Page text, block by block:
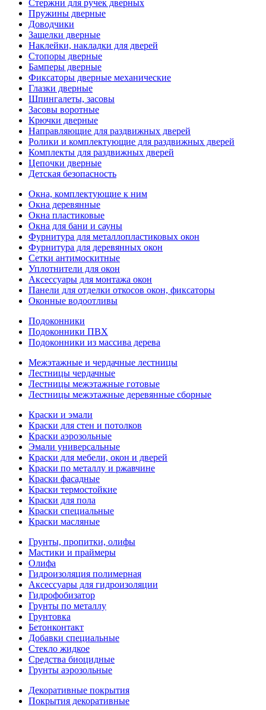
Стержни для ручек дверных
Пружины дверные
Доводчики
Защелки дверные
Наклейки, накладки для дверей
Стопоры дверные
Бамперы дверные
Фиксаторы дверные механические
Глазки дверные
Шпингалеты, засовы
Засовы воротные
Крючки дверные
Направляющие для раздвижных дверей
Ролики и комплектующие для раздвижных дверей
Комплекты для раздвижных дверей
Цепочки дверные
Детская безопасность
Окна, комплектующие к ним
Окна деревянные
Окна пластиковые
Окна для бани и сауны
Фурнитура для металлопластиковых окон
Фурнитура для деревянных окон
Сетки антимоскитные
Уплотнители для окон
Аксессуары для монтажа окон
Панели для отделки откосов окон, фиксаторы
Оконные водоотливы
Подоконники
Подоконники ПВХ
Подоконники из массива дерева
Межэтажные и чердачные лестницы
Лестницы чердачные
Лестницы межэтажные готовые
Лестницы межэтажные деревянные сборные
Краски и эмали
Краски для стен и потолков
Краски аэрозольные
Эмали универсальные
Краски для мебели, окон и дверей
Краски по металлу и ржавчине
Краски фасадные
Краски термостойкие
Краски для пола
Краски специальные
Краски масляные
Грунты, пропитки, олифы
Мастики и праймеры
Олифа
Гидроизоляция полимерная
Аксессуары для гидроизоляции
Гидрофобизатор
Грунты по металлу
Грунтовка
Бетонконтакт
Добавки специальные
Стекло жидкое
Средства биоцидные
Грунты аэрозольные
Декоративные покрытия
Покрытия декоративные